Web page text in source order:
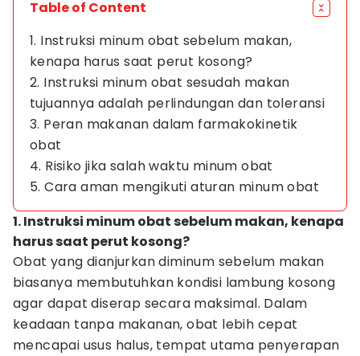
Table of Content
1. Instruksi minum obat sebelum makan,
kenapa harus saat perut kosong?
2. Instruksi minum obat sesudah makan
tujuannya adalah perlindungan dan toleransi
3. Peran makanan dalam farmakokinetik
obat
4. Risiko jika salah waktu minum obat
5. Cara aman mengikuti aturan minum obat
1. Instruksi minum obat sebelum makan, kenapa
harus saat perut kosong?
Obat yang dianjurkan diminum sebelum makan
biasanya membutuhkan kondisi lambung kosong
agar dapat diserap secara maksimal. Dalam
keadaan tanpa makanan, obat lebih cepat
mencapai usus halus, tempat utama penyerapan